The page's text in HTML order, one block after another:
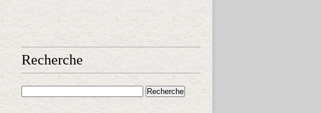
Recherche